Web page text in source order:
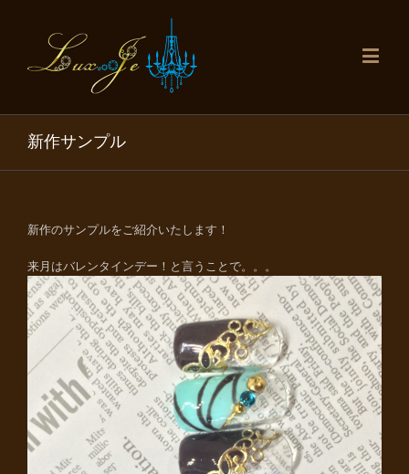
新作サンプル
新作のサンプルをご紹介いたします！
来月はバレンタインデー！と言うことで。。。